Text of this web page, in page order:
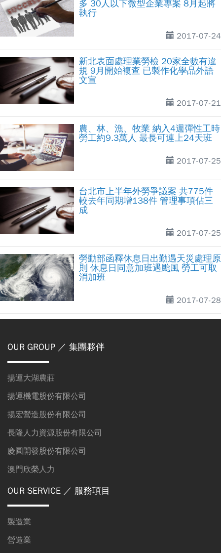
多 30人以下微型企業專案 8月起將
執行
2017-07-24
新北表面處理業勞檢 20家全數有違
規 9月開始複查 已製作化學品外語
文宣
2017-07-21
農、林、漁、牧業 納入4週彈性工時
勞工約9.3萬人 最長可連上24天班
2017-07-25
台北市上半年外勞爭議案 共775件
較去年同期增138件 管理事項佔三
成
2017-07-25
勞動部函釋休息日出勤遇天災處理原
則 休息日同意加班遇颱風 勞工可取
消加班
2017-07-28
OUR GROUP ／ 集團夥伴
揚運大湖農莊
揚運機電股份有限公司
揚宏營造股份有限公司
長隆人力資源股份有限公司
慶圓開發股份有限公司
澳門欣榮人力
OUR SERVICE ／ 服務項目
製造業
營造業